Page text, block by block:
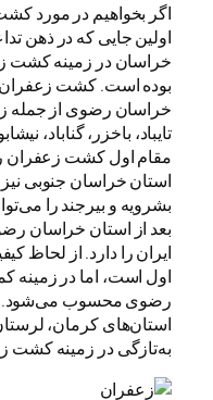
اگر بخواهیم در مورد
اولین جایی که در ذهن
خراسان در زمینه کشت
بوده است. کشت
خراسان رضوی از جمله
تایباد، باخزر، گناباد،
مقام اول کشت زعفران
استان خراسان جنوبی
بشرویه و بیرجند را
بعد از استان خراسان
ایران را دارد. از لحاظ
اول است، اما در زمینه
رضوی محسوب می‌شود.
استان‌های کرمان،
به‌تازگی در زمینه کشت